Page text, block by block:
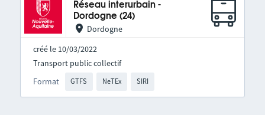
Réseau interurbain -
Dordogne (24)
Dordogne
créé le 10/03/2022
Format GTFS NeTEx SIRI
Transport public collectif